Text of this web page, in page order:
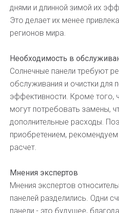
днями и длинной зимой их
Это делает их менее
регионов мира.
Необходимость в
Солнечные панели требуют
обслуживания и очистки для
эффективности. Кроме того,
могут потребовать замены,
дополнительные расходы.
приобретением,
расчет.
Мнения экспертов
Мнения экспертов
панелей разделились. Одни
панели - это будущее,